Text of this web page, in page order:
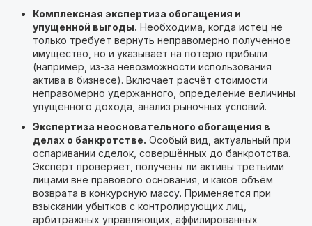
Комплексная экспертиза обогащения и
упущенной выгоды. Необходима, когда истец не
только требует вернуть неправомерно полученное
имущество, но и указывает на потерю прибыли
(например, из-за невозможности использования
актива в бизнесе). Включает расчёт стоимости
неправомерно удержанного, определение величины
упущенного дохода, анализ рыночных условий.
Экспертиза неосновательного обогащения в
делах о банкротстве. Особый вид, актуальный при
оспаривании сделок, совершённых до банкротства.
Эксперт проверяет, получены ли активы третьими
лицами вне правового основания, и каков объём
возврата в конкурсную массу. Применяется при
взыскании убытков с контролирующих лиц,
арбитражных управляющих, аффилированных